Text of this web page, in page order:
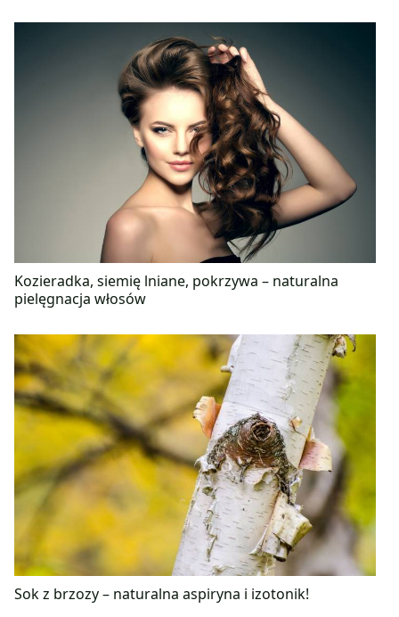
Kozieradka, siemię lniane, pokrzywa – naturalna
pielęgnacja włosów
Sok z brzozy – naturalna aspiryna i izotonik!